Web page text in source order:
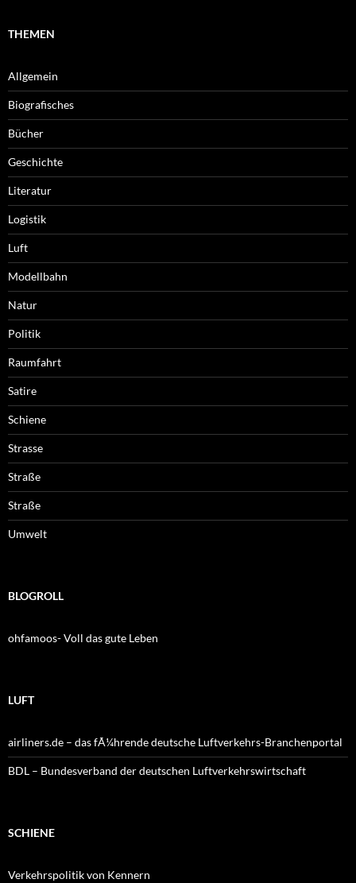
THEMEN
Allgemein
Biografisches
Bücher
Geschichte
Literatur
Logistik
Luft
Modellbahn
Natur
Politik
Raumfahrt
Satire
Schiene
Strasse
Straße
Straße
Umwelt
BLOGROLL
ohfamoos- Voll das gute Leben
LUFT
airliners.de – das fÃ¼hrende deutsche Luftverkehrs-Branchenportal
BDL – Bundesverband der deutschen Luftverkehrswirtschaft
SCHIENE
Verkehrspolitik von Kennern